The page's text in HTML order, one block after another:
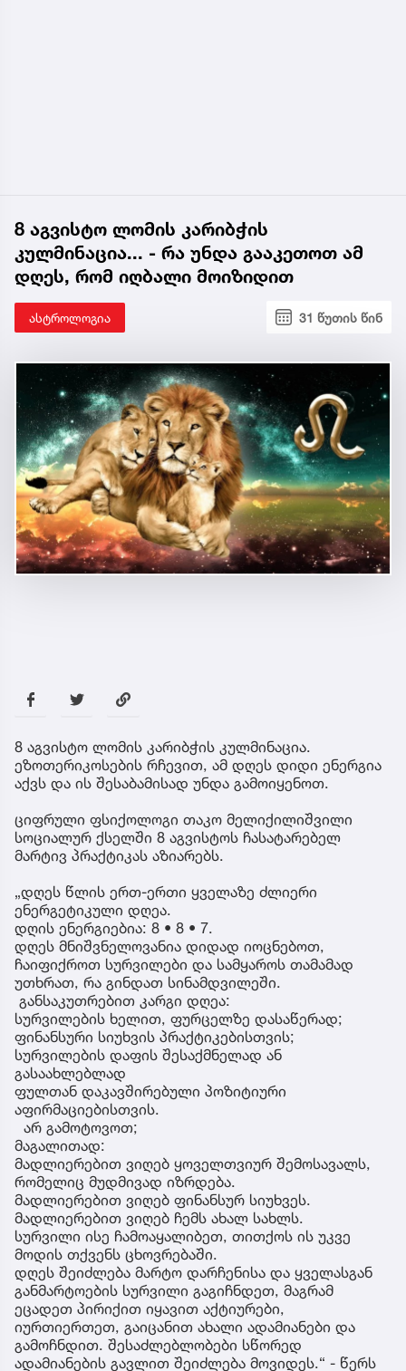
8 აგვისტო ლომის კარიბჭის
კულმინაცია... - რა უნდა გააკეთოთ ამ
დღეს, რომ იღბალი მოიზიდით
ასტროლოგია 31 წუთის წინ
8 აგვისტო ლომის კარიბჭის კულმინაცია.
ეზოთერიკოსების რჩევით, ამ დღეს დიდი ენერგია
აქვს და ის შესაბამისად უნდა გამოიყენოთ.
ციფრული ფსიქოლოგი თაკო მელიქილიშვილი
სოციალურ ქსელში 8 აგვისტოს ჩასატარებელ
მარტივ პრაქტიკას აზიარებს.
„დღეს წლის ერთ-ერთი ყველაზე ძლიერი
ენერგეტიკული დღეა.
დღის ენერგიებია: 8 • 8 • 7.
დღეს მნიშვნელოვანია დიდად იოცნებოთ,
ჩაიფიქროთ სურვილები და სამყაროს თამამად
უთხრათ, რა გინდათ სინამდვილეში.
განსაკუთრებით კარგი დღეა:
სურვილების ხელით, ფურცელზე დასაწერად;
ფინანსური სიუხვის პრაქტიკებისთვის;
სურვილების დაფის შესაქმნელად ან
გასაახლებლად
ფულთან დაკავშირებული პოზიტიური
აფირმაციებისთვის.
არ გამოტოვოთ;
მაგალითად:
მადლიერებით ვიღებ ყოველთვიურ შემოსავალს,
რომელიც მუდმივად იზრდება.
მადლიერებით ვიღებ ფინანსურ სიუხვეს.
მადლიერებით ვიღებ ჩემს ახალ სახლს.
სურვილი ისე ჩამოაყალიბეთ, თითქოს ის უკვე
მოდის თქვენს ცხოვრებაში.
დღეს შეიძლება მარტო დარჩენისა და ყველასგან
განმარტოების სურვილი გაგიჩნდეთ, მაგრამ
ეცადეთ პირიქით იყავით აქტიურები,
იურთიერთეთ, გაიცანით ახალი ადამიანები და
გამოჩნდით. შესაძლებლობები სწორედ
ადამიანების გავლით შეიძლება მოვიდეს.“ - წერს